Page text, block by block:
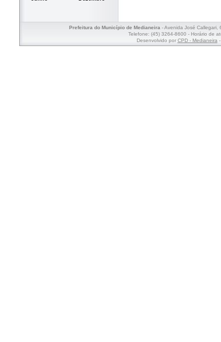
Prefeitura do Município de Medianeira- Avenida José Callegari,
Telefone: (45) 3264-8600 - Horário de
Desenvolvido por CPD - Medianeira-